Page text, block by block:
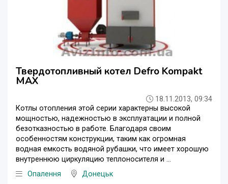
Твердотопливный котел Defro Kompakt
MAX
18.11.2013, 09:34
Котлы отопления этой серии характерны высокой
мощностью, надежностью в эксплуатации и полной
безотказностью в работе. Благодаря своим
особенностям конструкции, таким как огромная
водная емкость водяной рубашки, что имеет хорошую
внутреннюю циркуляцию теплоносителя и ...
Опалення
Донецьк